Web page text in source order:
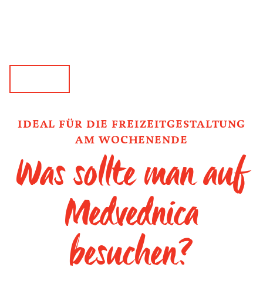
IDEAL FÜR DIE FREIZEITGESTALTUNG
AM WOCHENENDE
Was sollte man auf
Medvednica
besuchen?